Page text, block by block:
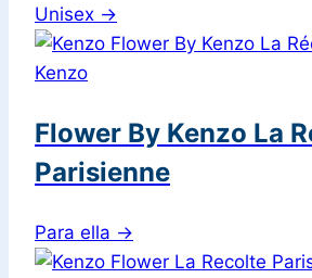
Unisex →
Kenzo
Flower By Kenzo La
Parisienne
Para ella →